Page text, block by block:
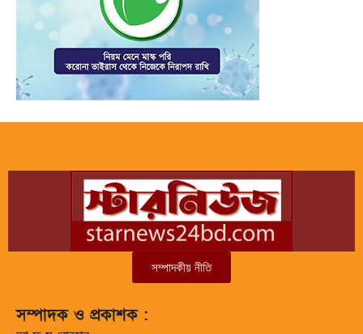
সম্পাদকীয় নীতি
সম্পাদক ও প্রকাশক :